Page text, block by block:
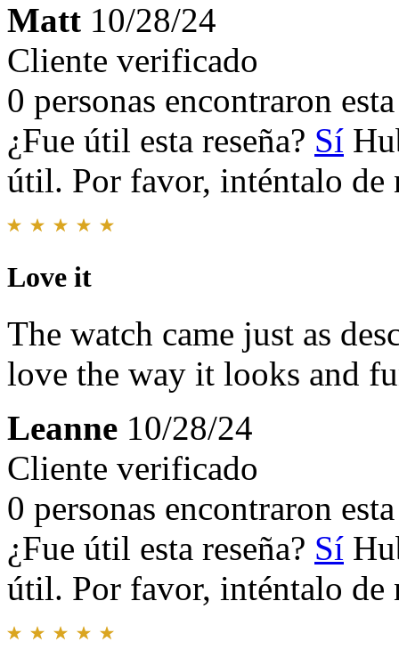
Matt 10/28/24
Cliente verificado
0 personas encontraron
¿Fue útil esta reseña? Sí
útil. Por favor, inténtalo de
Love it
The watch came just as
love the way it looks and
Leanne 10/28/24
Cliente verificado
0 personas encontraron
¿Fue útil esta reseña? Sí
útil. Por favor, inténtalo de